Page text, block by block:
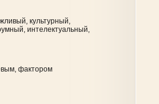
культурный,
интелектуальный,
фактором